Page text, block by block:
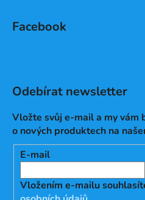
Facebook
Odebírat newsletter
Vložte svůj e-mail a my vám
o nových produktech na
E-mail
Vložením e-mailu